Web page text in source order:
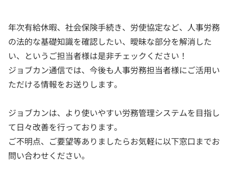
年次有給休暇、社会保険手続き、労使協定など、人事労務
の法的な基礎知識を確認したい、曖昧な部分を解消した
い、というご担当者様は是非チェックください！
ジョブカン通信では、今後も人事労務担当者様にご活用い
ただける情報をお送りします。
ジョブカンは、より使いやすい労務管理システムを目指し
て日々改善を行っております。
ご不明点、ご要望等ありましたらお気軽に以下窓口までお
問い合わせください。